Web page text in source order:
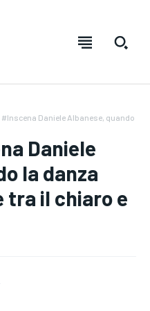
#Inscena Daniele Albanese, quando
Daniele
la danza
tra il chiaro e